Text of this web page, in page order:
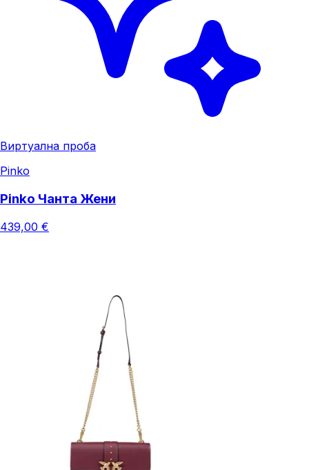
Виртуална проба
Pinko
Pinko Чанта Жени
439,00 €